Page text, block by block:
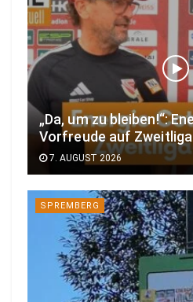
„Da, um zu bleiben!“:
Vorfreude auf
7. AUGUST 2026
SPREMBERG